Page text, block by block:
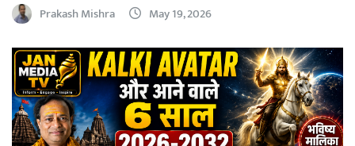
Prakash Mishra May 19, 2026